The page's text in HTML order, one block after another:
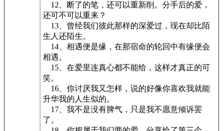
12、断了的笔，还可以重新削。分手后的爱，
还可不可以重来？
13、曾经我们彼此那样的深爱过，现在却比陌
生人还陌生。
14、相遇便是缘，在那宿命的轮回中有缘便会
相遇。
15、在爱里连真心都不能给，这样才真正的可
笑。
16、你讨厌我又怎样，说的好像你喜欢我就能
升华我的人生似的。
17、我不是没有脾气，只是我不愿意倾诉罢
了。